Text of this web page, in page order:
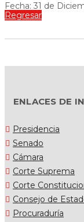
Fecha: 31 de
Regresar
ENLACES DE
Presidencia
Senado
Cámara
Corte Suprema
Corte
Consejo de
Procuraduría